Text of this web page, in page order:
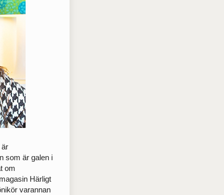
är
som är galen i
om
Härligt
varannan